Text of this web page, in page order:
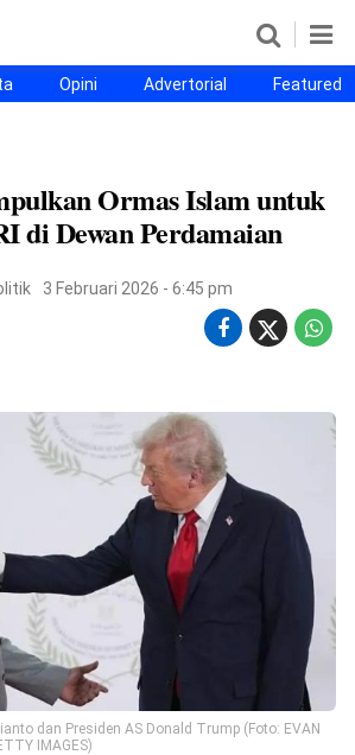
Opini Advertorial Featured
Ormas Islam untuk
di Dewan Perdamaian
3 Februari 2026 - 6:45 pm
dan Presiden AS Donald Trump (Foto: EVAN
IMAGES)